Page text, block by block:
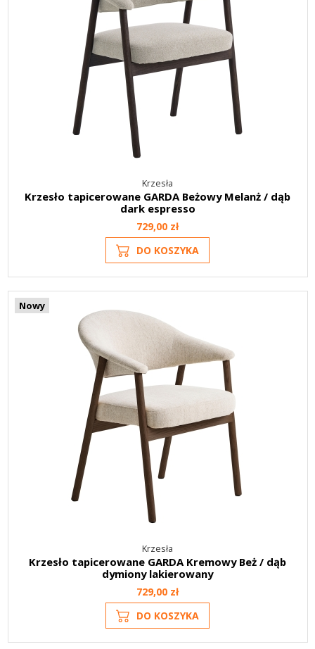
Krzesła
Krzesło tapicerowane GARDA Beżowy Melanż / dąb
dark espresso
729,00 zł
DO KOSZYKA
Nowy
Krzesła
Krzesło tapicerowane GARDA Kremowy Beż / dąb
dymiony lakierowany
729,00 zł
DO KOSZYKA